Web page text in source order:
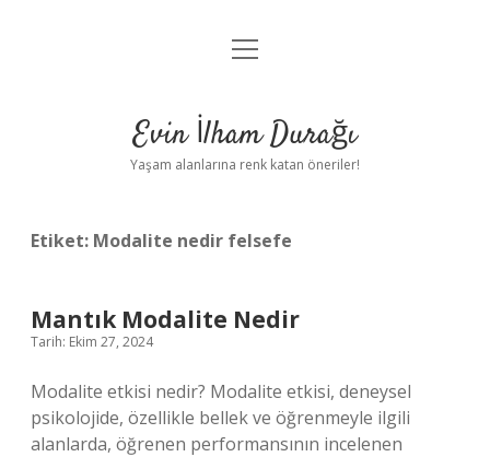
Anasayfa
Yasal Uyarı
menüyü
Evin İlham Durağı
Yaşam alanlarına renk katan öneriler!
Etiket: Modalite nedir felsefe
Mantık Modalite Nedir
Tarih: Ekim 27, 2024
Modalite etkisi nedir? Modalite etkisi, deneysel
psikolojide, özellikle bellek ve öğrenmeyle ilgili
alanlarda, öğrenen performansının incelenen